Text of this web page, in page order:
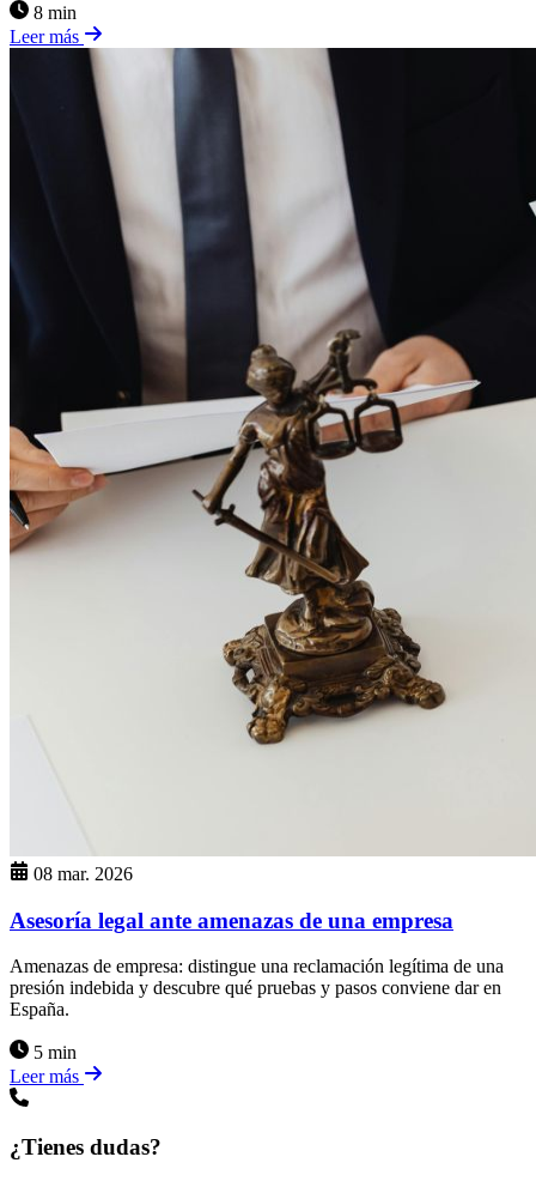
8 min
Leer más
08 mar. 2026
Asesoría legal ante amenazas de una empresa
Amenazas de empresa: distingue una reclamación legítima de una
presión indebida y descubre qué pruebas y pasos conviene dar en
España.
5 min
Leer más
¿Tienes dudas?